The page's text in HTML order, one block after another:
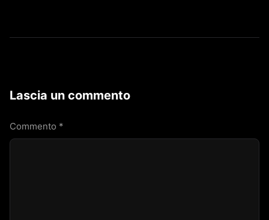
Lascia un commento
Commento *